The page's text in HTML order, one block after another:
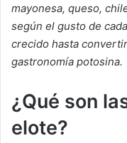
mayonesa, queso,
según el gusto de
crecido hasta
gastronomía potosina.
¿Qué son
elote?